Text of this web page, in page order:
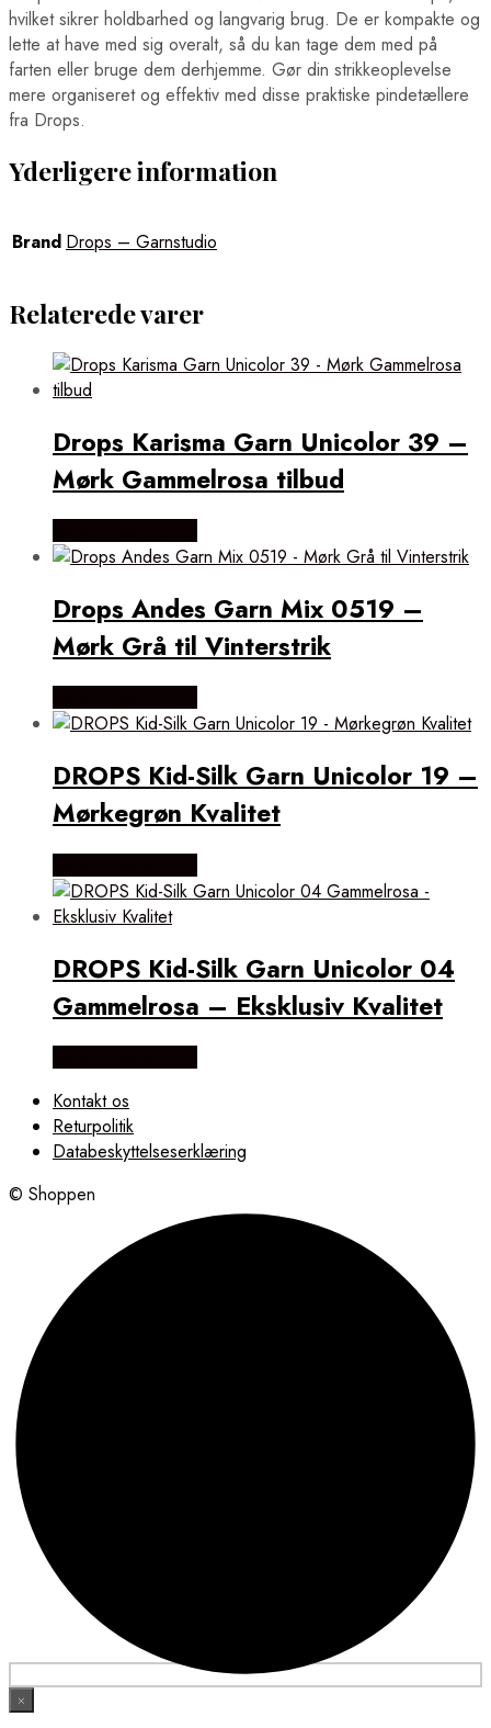
hvilket sikrer holdbarhed og langvarig brug. De er kompakte og
lette at have med sig overalt, så du kan tage dem med på
farten eller bruge dem derhjemme. Gør din strikkeoplevelse
mere organiseret og effektiv med disse praktiske pindetællere
fra Drops.
Yderligere information
Brand Drops – Garnstudio
Relaterede varer
Drops Karisma Garn Unicolor 39 –
Mørk Gammelrosa tilbud
Drops Andes Garn Mix 0519 –
Mørk Grå til Vinterstrik
DROPS Kid-Silk Garn Unicolor 19 –
Mørkegrøn Kvalitet
DROPS Kid-Silk Garn Unicolor 04
Gammelrosa – Eksklusiv Kvalitet
Kontakt os
Returpolitik
Databeskyttelseserklæring
© Shoppen
×